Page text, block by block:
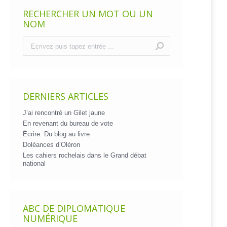
RECHERCHER UN MOT OU UN
NOM
DERNIERS ARTICLES
J’ai rencontré un Gilet jaune
En revenant du bureau de vote
Écrire. Du blog au livre
Doléances d’Oléron
Les cahiers rochelais dans le Grand débat
national
ABC DE DIPLOMATIQUE
NUMÉRIQUE